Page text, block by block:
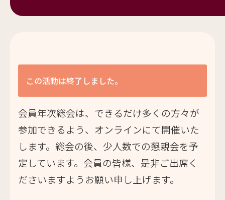
この活動は終了しました。
会員年次総会は、できるだけ多くの方々が
参加できるよう、オンラインにて開催いた
します。総会の後、少人数での懇親会を予
定しています。会員の皆様、是非ご出席く
ださいますようお願い申し上げます。